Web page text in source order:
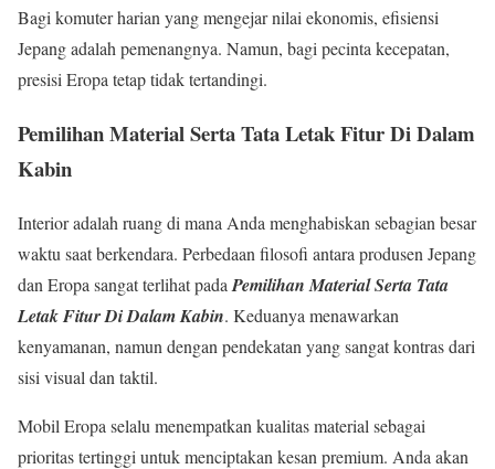
Bagi komuter harian yang mengejar nilai ekonomis, efisiensi
Jepang adalah pemenangnya. Namun, bagi pecinta kecepatan,
presisi Eropa tetap tidak tertandingi.
Pemilihan Material Serta Tata Letak Fitur Di Dalam
Kabin
Interior adalah ruang di mana Anda menghabiskan sebagian besar
waktu saat berkendara. Perbedaan filosofi antara produsen Jepang
dan Eropa sangat terlihat pada Pemilihan Material Serta Tata
Letak Fitur Di Dalam Kabin. Keduanya menawarkan
kenyamanan, namun dengan pendekatan yang sangat kontras dari
sisi visual dan taktil.
Mobil Eropa selalu menempatkan kualitas material sebagai
prioritas tertinggi untuk menciptakan kesan premium. Anda akan